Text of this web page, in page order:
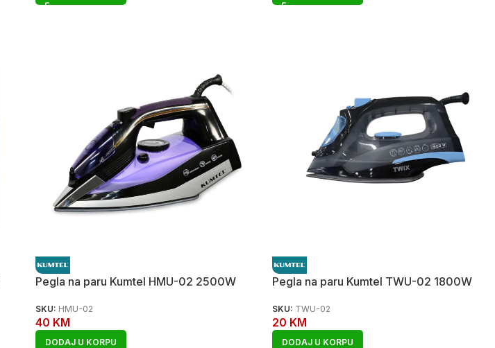
Pegla na paru Kumtel HMU-02 2500W
SKU: HMU-02
40 KM
DODAJ U KORPU
Pegla na paru Kumtel TWU-02 1800W
SKU: TWU-02
20 KM
DODAJ U KORPU